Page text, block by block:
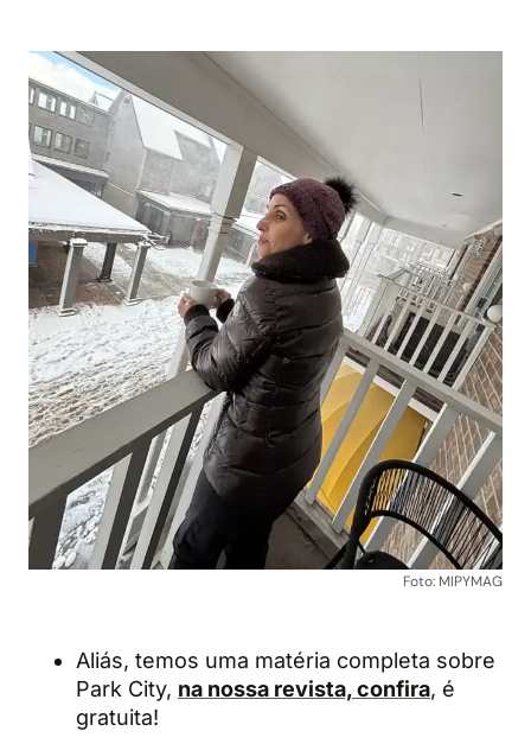
Foto: MIPYMAG
Aliás, temos uma matéria completa sobre
Park City, na nossa revista, confira, é
gratuita!